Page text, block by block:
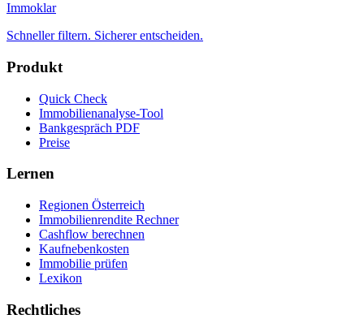
Immoklar
Schneller filtern. Sicherer entscheiden.
Produkt
Quick Check
Immobilienanalyse-Tool
Bankgespräch PDF
Preise
Lernen
Regionen Österreich
Immobilienrendite Rechner
Cashflow berechnen
Kaufnebenkosten
Immobilie prüfen
Lexikon
Rechtliches